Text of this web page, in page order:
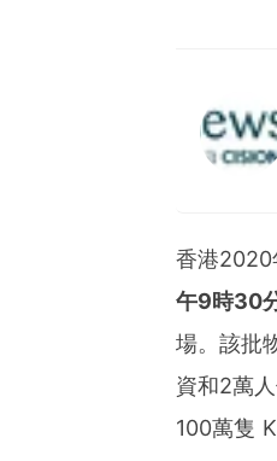
香港
午9時30
場。該批
資和2萬
100萬隻